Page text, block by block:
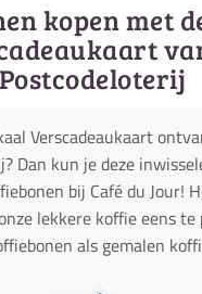
kopen met
Postcodeloterij
Verscadeaukaart
Dan kun je deze
bij Café du Jour!
lekkere koffie eens te
als gemalen